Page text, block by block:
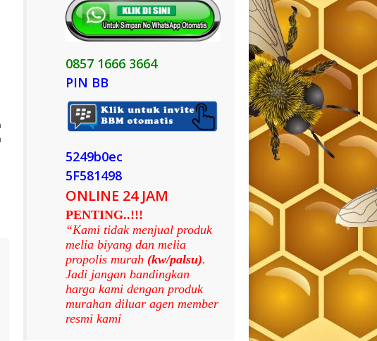
0857 1666 3664
PIN BB
5249b0ec
5F581498
ONLINE 24 JAM
PENTING..!!!
“Kami tidak menjual produk
melia biyang dan melia
propolis murah (kw/palsu).
Jadi jangan bandingkan
harga kami dengan produk
murahan diluar agen member
resmi kami